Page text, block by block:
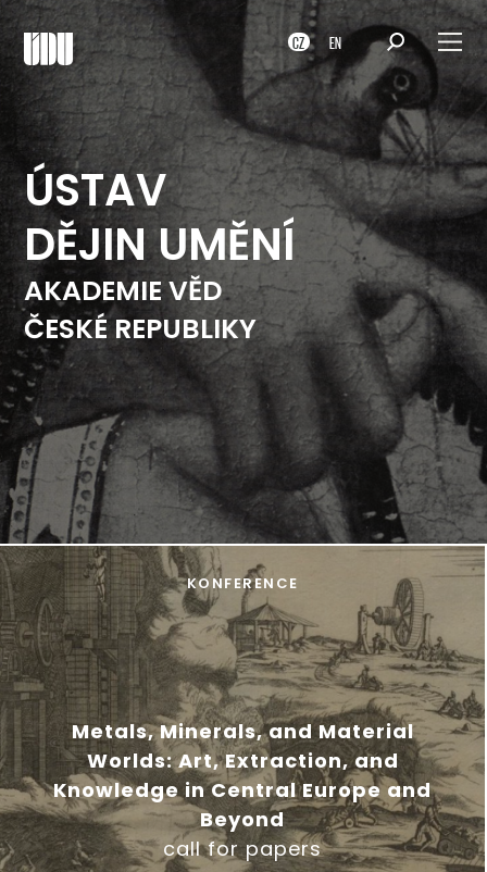
CZ EN
ÚSTAV
DĚJIN UMĚNÍ
AKADEMIE VĚD
ČESKÉ REPUBLIKY
Metals, Minerals, and Material
Worlds: Art, Extraction, and
Knowledge in Central Europe and
Beyond
call for papers
KONFERENCE